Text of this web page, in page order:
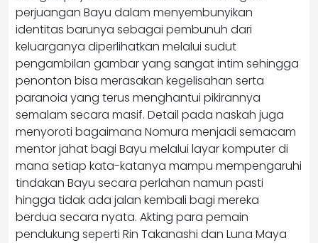
perjuangan Bayu dalam menyembunyikan
identitas barunya sebagai pembunuh dari
keluarganya diperlihatkan melalui sudut
pengambilan gambar yang sangat intim sehingga
penonton bisa merasakan kegelisahan serta
paranoia yang terus menghantui pikirannya
semalam secara masif. Detail pada naskah juga
menyoroti bagaimana Nomura menjadi semacam
mentor jahat bagi Bayu melalui layar komputer di
mana setiap kata-katanya mampu mempengaruhi
tindakan Bayu secara perlahan namun pasti
hingga tidak ada jalan kembali bagi mereka
berdua secara nyata. Akting para pemain
pendukung seperti Rin Takanashi dan Luna Maya